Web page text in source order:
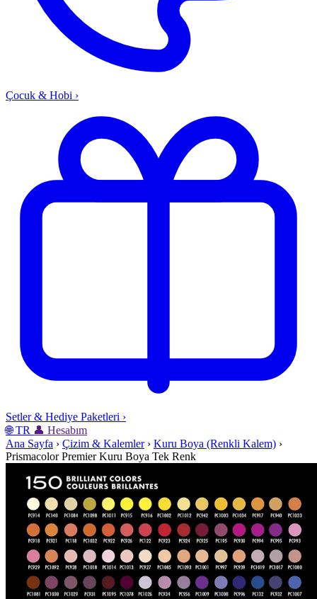
Çocuk & Hobi ›
Setler & Hediye Paketleri ›
🌐 TR 👤 Hesabım
Ana Sayfa › Çizim & Kalemler › Kuru Boya (Renkli Kalem) ›
Prismacolor Premier Kuru Boya Tek Renk